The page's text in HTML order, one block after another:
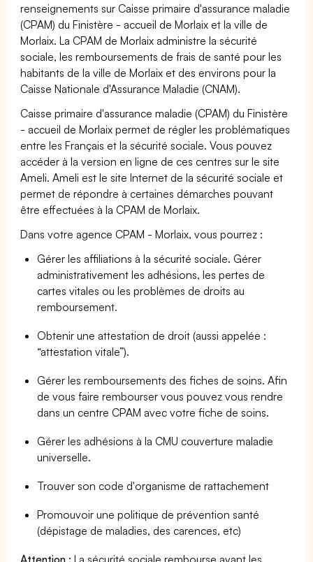
renseignements sur Caisse primaire d'assurance maladie
(CPAM) du Finistère - accueil de Morlaix et la ville de
Morlaix. La CPAM de Morlaix administre la sécurité
sociale, les remboursements de frais de santé pour les
habitants de la ville de Morlaix et des environs pour la
Caisse Nationale d'Assurance Maladie (CNAM).
Caisse primaire d'assurance maladie (CPAM) du Finistère
- accueil de Morlaix permet de régler les problématiques
entre les Français et la sécurité sociale. Vous pouvez
accéder à la version en ligne de ces centres sur le site
Ameli. Ameli est le site Internet de la sécurité sociale et
permet de répondre à certaines démarches pouvant
être effectuées à la CPAM de Morlaix.
Dans votre agence CPAM - Morlaix, vous pourrez :
Gérer les affiliations à la sécurité sociale. Gérer
administrativement les adhésions, les pertes de
cartes vitales ou les problèmes de droits au
remboursement.
Obtenir une attestation de droit (aussi appelée :
“attestation vitale”).
Gérer les remboursements des fiches de soins. Afin
de vous faire rembourser vous pouvez vous rendre
dans un centre CPAM avec votre fiche de soins.
Gérer les adhésions à la CMU couverture maladie
universelle.
Trouver son code d'organisme de rattachement
Promouvoir une politique de prévention santé
(dépistage de maladies, des carences, etc)
Attention : La sécurité sociale rembourse avant les